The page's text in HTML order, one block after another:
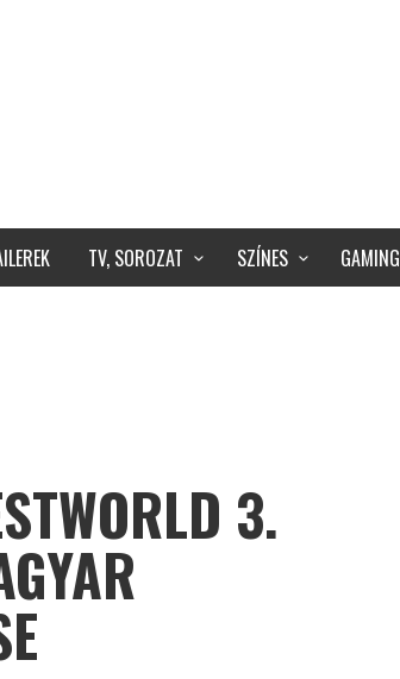
TV, SOROZAT SZÍNES GAMING
3.